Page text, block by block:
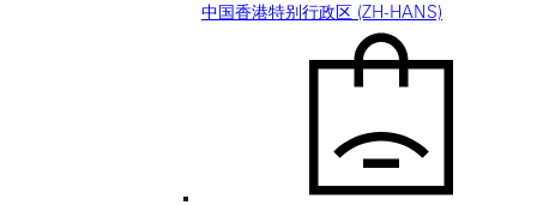
中国香港特别行政区 (ZH-HANS)